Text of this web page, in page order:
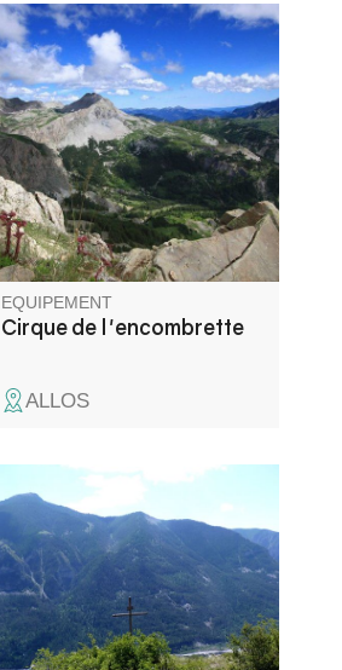
Une bonne condition physique
est indispensable pour profiter
du cirque de l'encombrette,
remarquable par sa géologie,
ses lacs et roches polies par
l'ancien glacier. Le Pas de
l'Échelle, verrou rocheux
défendant l'accès, se franchit
par un sentier pittor
EQUIPEMENT
Cirque de l'encombrette
ALLOS
Jolie boucle en forêt à faire par
une journée chaude d'été, vue
sur la belle vallée du Verdon.